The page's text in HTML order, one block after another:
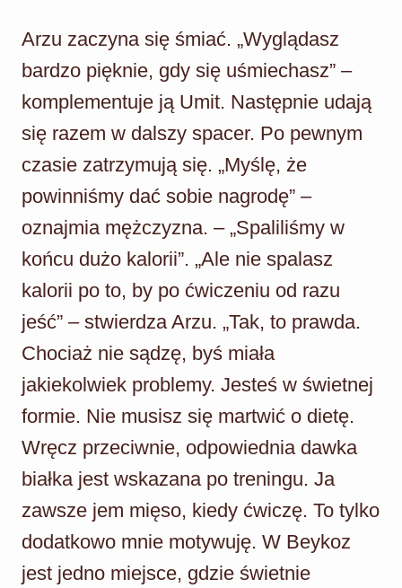
Arzu zaczyna się śmiać. „Wyglądasz
bardzo pięknie, gdy się uśmiechasz” –
komplementuje ją Umit. Następnie udają
się razem w dalszy spacer. Po pewnym
czasie zatrzymują się. „Myślę, że
powinniśmy dać sobie nagrodę” –
oznajmia mężczyzna. – „Spaliliśmy w
końcu dużo kalorii”. „Ale nie spalasz
kalorii po to, by po ćwiczeniu od razu
jeść” – stwierdza Arzu. „Tak, to prawda.
Chociaż nie sądzę, byś miała
jakiekolwiek problemy. Jesteś w świetnej
formie. Nie musisz się martwić o dietę.
Wręcz przeciwnie, odpowiednia dawka
białka jest wskazana po treningu. Ja
zawsze jem mięso, kiedy ćwiczę. To tylko
dodatkowo mnie motywuję. W Beykoz
jest jedno miejsce, gdzie świetnie